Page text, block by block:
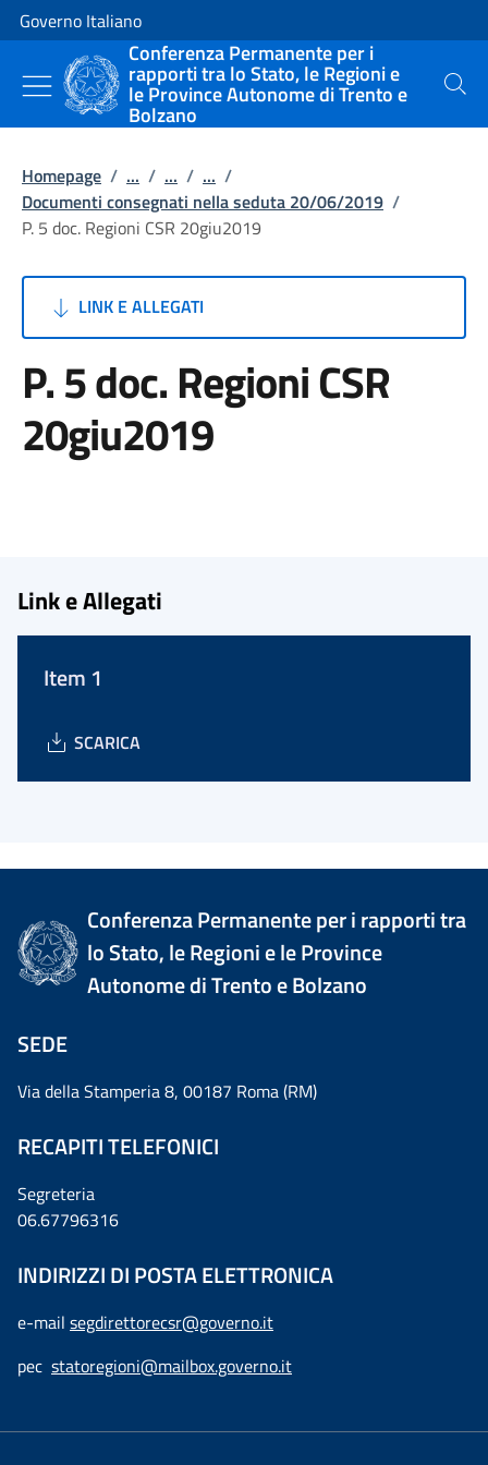
Vai al contenuto
Vai alla navigazione del sito
Governo Italiano
Conferenza Permanente per i
rapporti tra lo Stato, le Regioni e
le Province Autonome di Trento e
Bolzano
Cerca
Homepage / ... / ... / ... /
Documenti consegnati nella seduta 20/06/2019 /
P. 5 doc. Regioni CSR 20giu2019
LINK E ALLEGATI
P. 5 doc. Regioni CSR
20giu2019
Link e Allegati
Item 1
SCARICA
Conferenza Permanente per i rapporti tra
lo Stato, le Regioni e le Province
Autonome di Trento e Bolzano
SEDE
Via della Stamperia 8, 00187 Roma (RM)
RECAPITI TELEFONICI
Segreteria
06.67796316
INDIRIZZI DI POSTA ELETTRONICA
e-mail segdirettorecsr@governo.it
pec statoregioni@mailbox.governo.it